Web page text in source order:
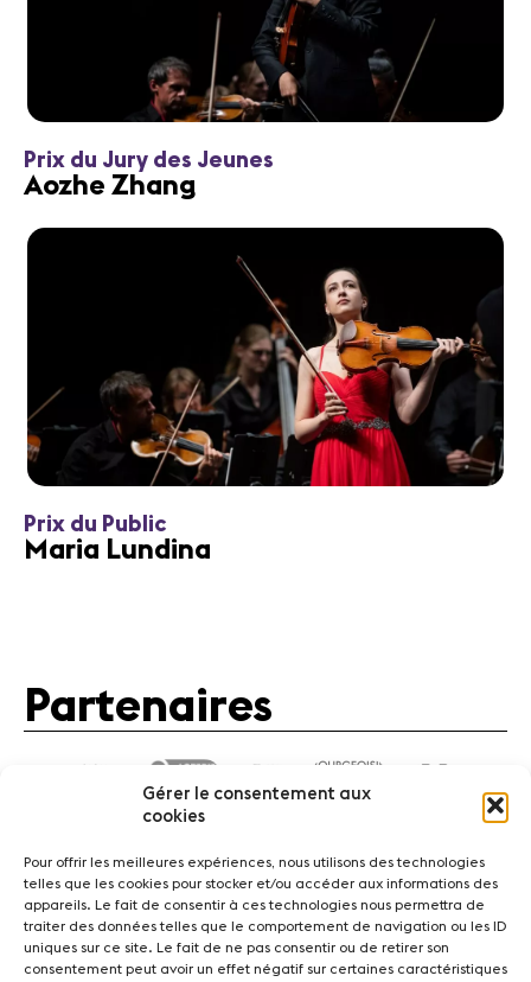
Gérer le consentement aux
cookies
Pour offrir les meilleures expériences, nous utilisons des technologies
telles que les cookies pour stocker et/ou accéder aux informations des
appareils. Le fait de consentir à ces technologies nous permettra de
traiter des données telles que le comportement de navigation ou les ID
uniques sur ce site. Le fait de ne pas consentir ou de retirer son
consentement peut avoir un effet négatif sur certaines caractéristiques
Prix du Jury des Jeunes
Aozhe Zhang
Prix du Public
Maria Lundina
Partenaires
ActualitésConcerts Bénévoles Médiation